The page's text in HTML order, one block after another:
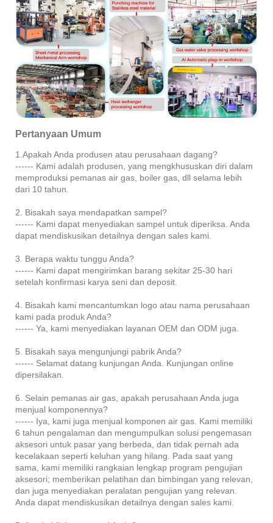
Pertanyaan Umum
1.Apakah Anda produsen atau perusahaan dagang?
------ Kami adalah produsen, yang mengkhususkan diri dalam
memproduksi pemanas air gas, boiler gas, dll selama lebih
dari 10 tahun.
2. Bisakah saya mendapatkan sampel?
------ Kami dapat menyediakan sampel untuk diperiksa. Anda
dapat mendiskusikan detailnya dengan sales kami.
3. Berapa waktu tunggu Anda?
------ Kami dapat mengirimkan barang sekitar 25-30 hari
setelah konfirmasi karya seni dan deposit.
4. Bisakah kami mencantumkan logo atau nama perusahaan
kami pada produk Anda?
------ Ya, kami menyediakan layanan OEM dan ODM juga.
5. Bisakah saya mengunjungi pabrik Anda?
------ Selamat datang kunjungan Anda. Kunjungan online
dipersilakan.
6. Selain pemanas air gas, apakah perusahaan Anda juga
menjual komponennya?
------ Iya, kami juga menjual komponen air gas. Kami memiliki
6 tahun pengalaman dan mengumpulkan solusi pengemasan
aksesori untuk pasar yang berbeda, dan tidak pernah ada
kecelakaan seperti keluhan yang hilang. Pada saat yang
sama, kami memiliki rangkaian lengkap program pengujian
aksesori; memberikan pelatihan dan bimbingan yang relevan,
dan juga menyediakan peralatan pengujian yang relevan.
Anda dapat mendiskusikan detailnya dengan sales kami.